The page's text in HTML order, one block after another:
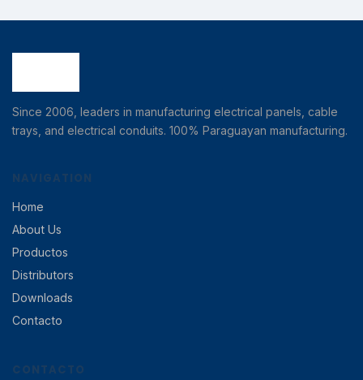
Since 2006, leaders in manufacturing electrical panels, cable
trays, and electrical conduits. 100% Paraguayan manufacturing.
NAVIGATION
Home
About Us
Productos
Distributors
Downloads
Contacto
CONTACTO